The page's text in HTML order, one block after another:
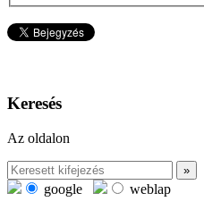
Keresés
Az oldalon
google
weblap